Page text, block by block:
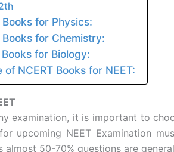
Books for Physics:
Books for Chemistry:
Books for Biology:
NCERT Books for NEET:
examination, it is important to
upcoming NEET Examination
almost 50-70% questions are